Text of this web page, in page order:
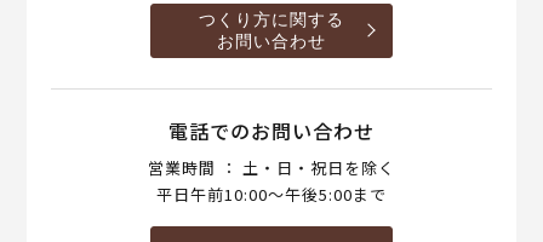
つくり方に関する
お問い合わせ
電話でのお問い合わせ
営業時間 ： 土・日・祝日を除く
平日午前10:00～午後5:00まで